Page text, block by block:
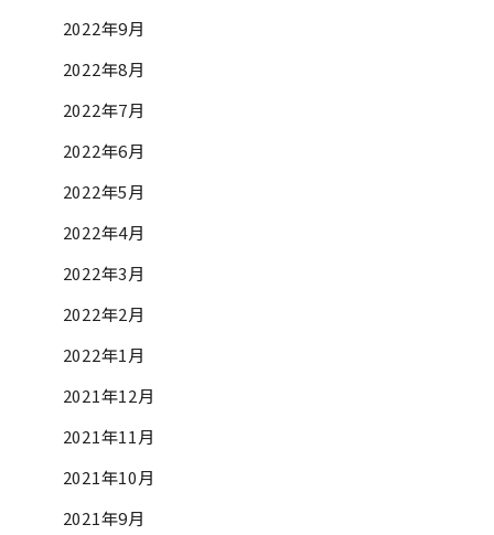
2022年9月
2022年8月
2022年7月
2022年6月
2022年5月
2022年4月
2022年3月
2022年2月
2022年1月
2021年12月
2021年11月
2021年10月
2021年9月